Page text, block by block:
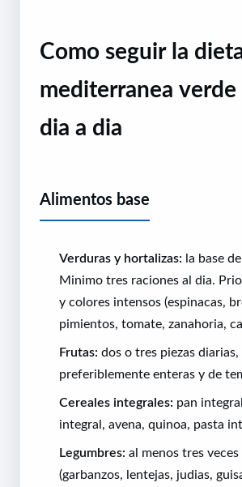
Como seguir la
mediterranea verde
dia a dia
Alimentos base
Verduras y hortalizas: la base
Minimo tres raciones al dia.
y colores intensos (espinacas,
pimientos, tomate, zanahoria,
Frutas: dos o tres piezas diarias,
preferiblemente enteras y de
Cereales integrales: pan
integral, avena, quinoa, pasta
Legumbres: al menos tres veces
(garbanzos, lentejas, judias,